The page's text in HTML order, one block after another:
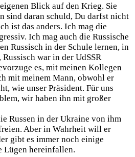
Blick auf den Krieg. Sie
sind daran schuld, Du darfst nicht
ist das anders. Ich mag die
Ich mag auch die Russische
Russisch in der Schule lernen, in
war in der UdSSR
es, mit meinen Kollegen
mit meinem Mann, obwohl er
wie unser Präsident. Für uns
wir haben ihn mit großer
Russen in der Ukraine von ihm
Aber in Wahrheit will er
gibt es immer noch einige
Lügen hereinfallen.